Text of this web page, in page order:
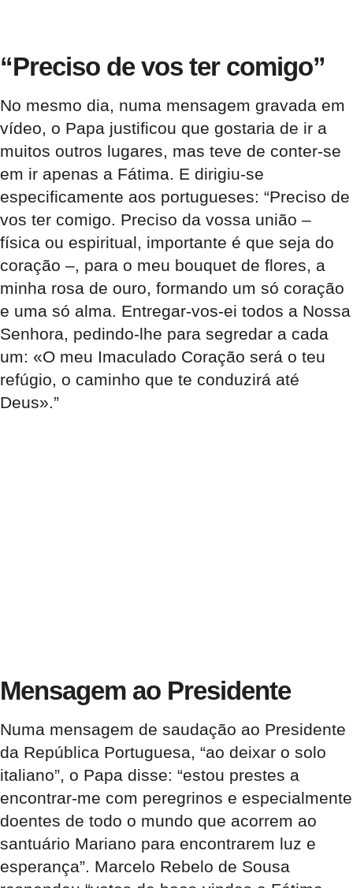
“Preciso de vos ter comigo”
No mesmo dia, numa mensagem gravada em
vídeo, o Papa justificou que gostaria de ir a
muitos outros lugares, mas teve de conter-se
em ir apenas a Fátima. E dirigiu-se
especificamente aos portugueses: “Preciso de
vos ter comigo. Preciso da vossa união –
física ou espiritual, importante é que seja do
coração –, para o meu bouquet de flores, a
minha rosa de ouro, formando um só coração
e uma só alma. Entregar-vos-ei todos a Nossa
Senhora, pedindo-lhe para segredar a cada
um: «O meu Imaculado Coração será o teu
refúgio, o caminho que te conduzirá até
Deus».”
Mensagem ao Presidente
Numa mensagem de saudação ao Presidente
da República Portuguesa, “ao deixar o solo
italiano”, o Papa disse: “estou prestes a
encontrar-me com peregrinos e especialmente
doentes de todo o mundo que acorrem ao
santuário Mariano para encontrarem luz e
esperança”. Marcelo Rebelo de Sousa